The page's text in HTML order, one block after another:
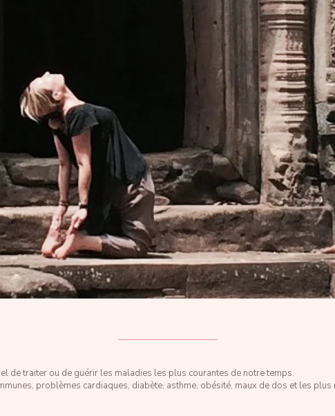
de traiter ou de guérir les maladies les plus courantes de notre temps.
problèmes cardiaques, diabète, asthme, obésité, maux de dos et les